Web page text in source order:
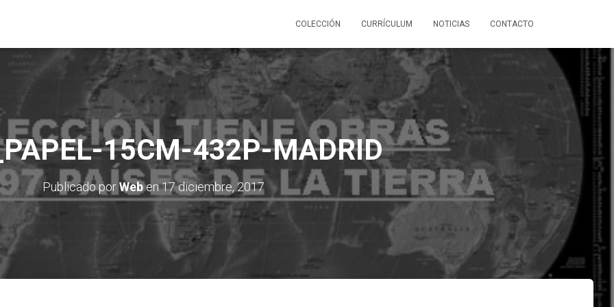
COLECCIÓN CURRÍCULUM NOTICIAS CONTACTO
15CM-432P-MADRID
Publicado porWeben17 diciembre, 2017